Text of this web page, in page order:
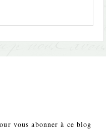
vous abonner à ce blog